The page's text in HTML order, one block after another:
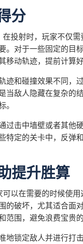
分
投射时，玩家不仅
。对于一些固定的目
动轨迹，提前计算好
迹和碰撞效果不同，
敌人隐藏在复杂的
击中墙壁或者其他
特定的关卡中，反弹
提升胜算
以在需要的时候使用
的破坏，尤其适合面
围，避免浪费宝贵的
地锁定敌人并进行打